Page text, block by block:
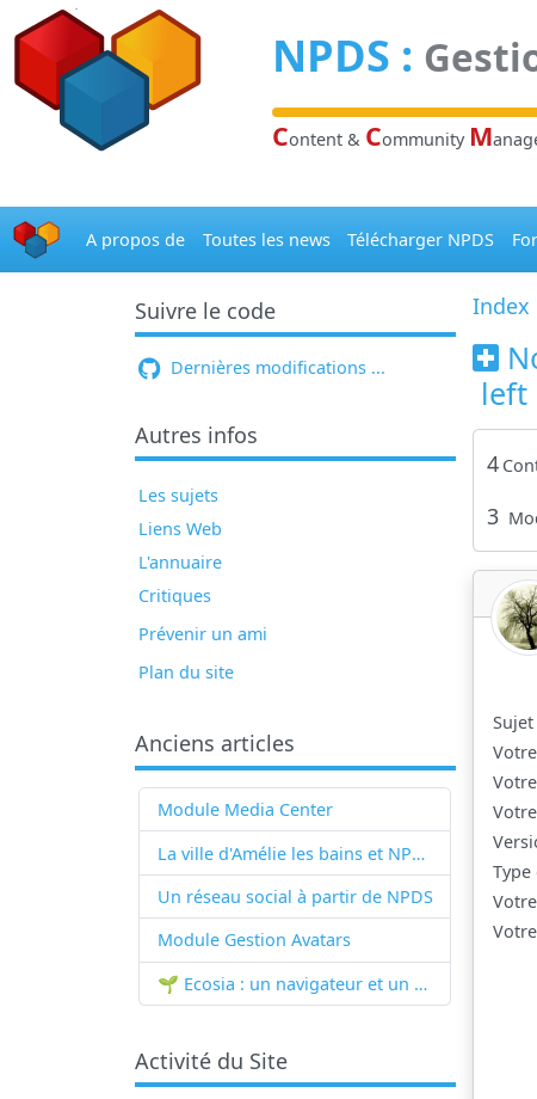
NPDS :
Content & Community M
A propos de Toutes les news Télécharger NPDS
Suivre le code
Dernières modifications ...
Autres infos
Les sujets
Liens Web
L'annuaire
Critiques
Prévenir un ami
Plan du site
Anciens articles
Module Media Center
La ville d'Amélie les bains et NPDS
Un réseau social à partir de NPDS
Module Gestion Avatars
🌱 Ecosia : un navigateur et un moteur de recherche qui plantent des arbres !...
Activité du Site
Index
left
4
3
Sujet
Panneau de gestion des cookies